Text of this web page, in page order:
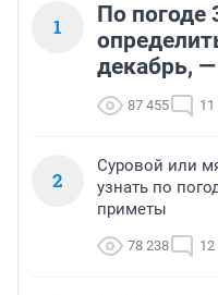
1
По погоде
декабрь,
87 455 11
2
Суровой или
узнать по
приметы
78 238 12